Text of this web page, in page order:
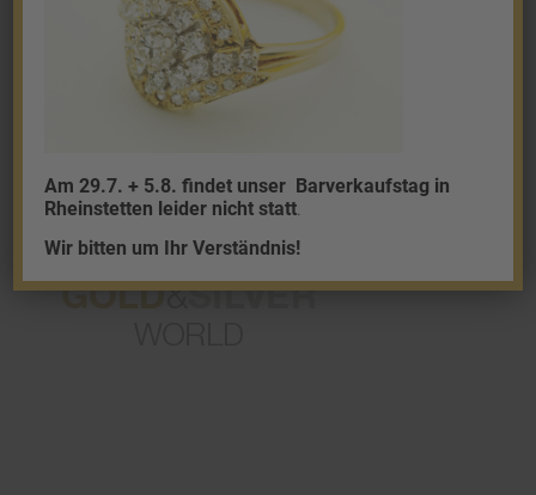
Palladium
Am 29.7. + 5.8. findet unser Barverkaufstag in
Rheinstetten leider nicht statt.
Wir bitten um Ihr Verständnis!